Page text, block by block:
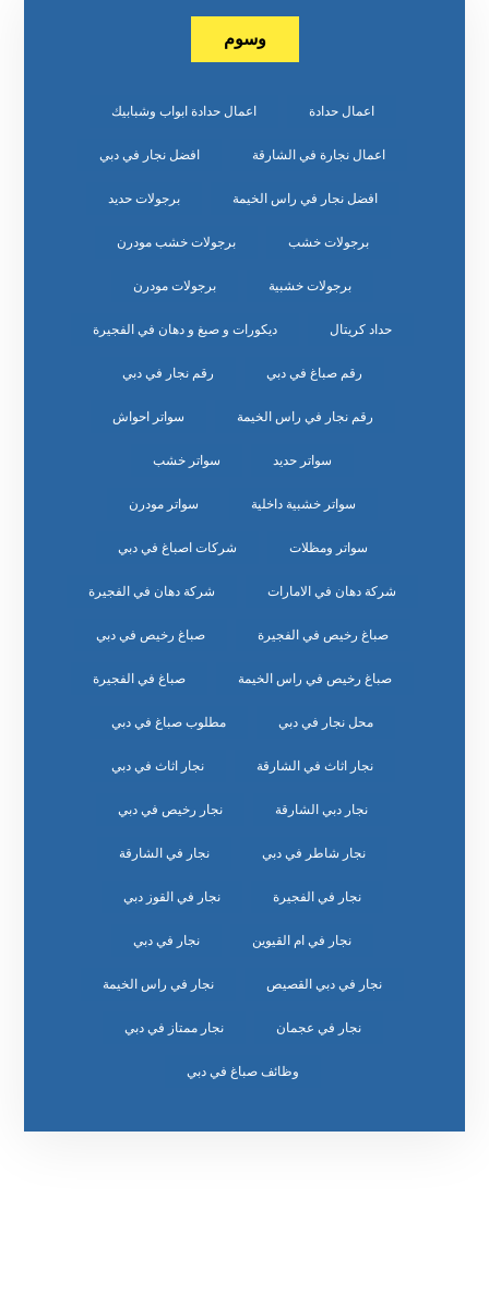
وسوم
اعمال حدادة اعمال حدادة ابواب وشبابيك
اعمال نجارة في الشارقة افضل نجار في دبي
افضل نجار في راس الخيمة برجولات حديد
برجولات خشب برجولات خشب مودرن
برجولات خشبية برجولات مودرن
حداد كريتال ديكورات و صبغ و دهان في الفجيرة
رقم صباغ في دبي رقم نجار في دبي
رقم نجار في راس الخيمة سواتر احواش
سواتر حديد سواتر خشب
سواتر خشبية داخلية سواتر مودرن
سواتر ومظلات شركات اصباغ في دبي
شركة دهان في الامارات شركة دهان في الفجيرة
صباغ رخيص في الفجيرة صباغ رخيص في دبي
صباغ رخيص في راس الخيمة صباغ في الفجيرة
محل نجار في دبي مطلوب صباغ في دبي
نجار اثاث في الشارقة نجار اثاث في دبي
نجار دبي الشارقة نجار رخيص في دبي
نجار شاطر في دبي نجار في الشارقة
نجار في الفجيرة نجار في القوز دبي
نجار في ام القيوين نجار في دبي
نجار في دبي القصيص نجار في راس الخيمة
نجار في عجمان نجار ممتاز في دبي
وظائف صباغ في دبي